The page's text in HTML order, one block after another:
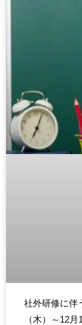
社外研修に伴
（木）～12月